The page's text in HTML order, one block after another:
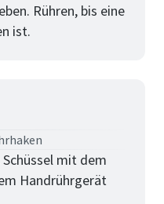
Rühren, bis eine
ist.
mit dem
Handrührgerät